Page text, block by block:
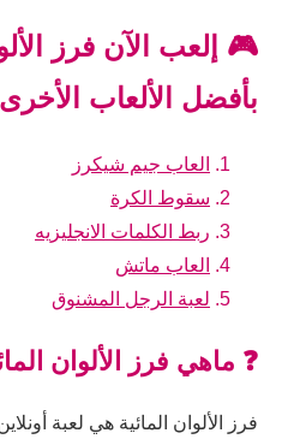
🎮 إلعب الآن فرز
بأفضل الألعاب
العاب جيم شيكرز
سقوط الكرة
ربط الكلمات الانجليزيه
العاب ماتش
لعبة الرجل المشنوق
❓ ماهي فرز الألوان
فرز الألوان المائية هي لعبة